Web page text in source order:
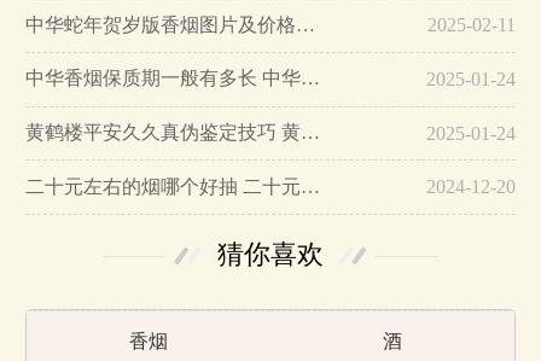
中华蛇年贺岁版香烟图片及价格大全… 2025-02-11
中华香烟保质期一般有多长 中华香烟保质期在哪里看的… 2025-01-24
黄鹤楼平安久久真伪鉴定技巧 黄鹤楼平安久久二维码在哪里… 2025-01-24
二十元左右的烟哪个好抽 二十元左右的香烟排行榜最新款… 2024-12-20
猜你喜欢
香烟 酒